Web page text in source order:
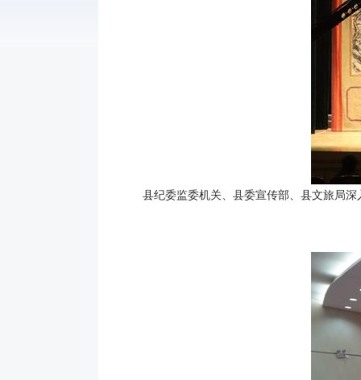
县纪委监委机关、县委宣传部、县文旅局